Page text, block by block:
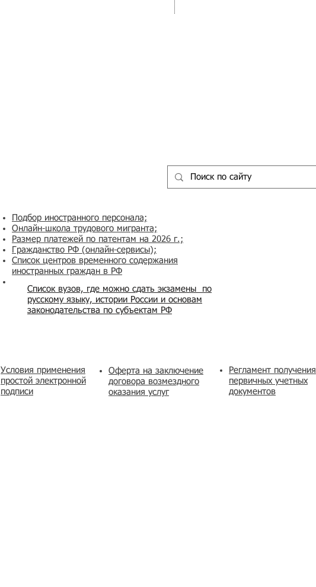
Список вузов, где можно сдать экзамены по
русскому языку, истории России и основам
законодательства по субъектам РФ
Подбор иностранного персонала;
Онлайн-школа трудового мигранта;
Размер платежей по патентам на 2026 г.;
Гражданство РФ (онлайн-сервисы);
Список центров временного содержания
иностранных граждан в РФ
Условия применения
простой электронной
подписи
​Оферта на заключение
договора возмездного
оказания услуг
Регламент получения
первичных учетных
документов